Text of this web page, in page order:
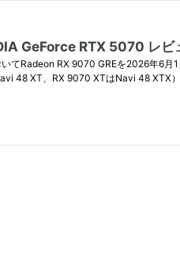
GeForce RTX 5070 レビ
てRadeon RX 9070 GREを2026年6
48 XT、RX 9070 XTはNavi 48 XTX